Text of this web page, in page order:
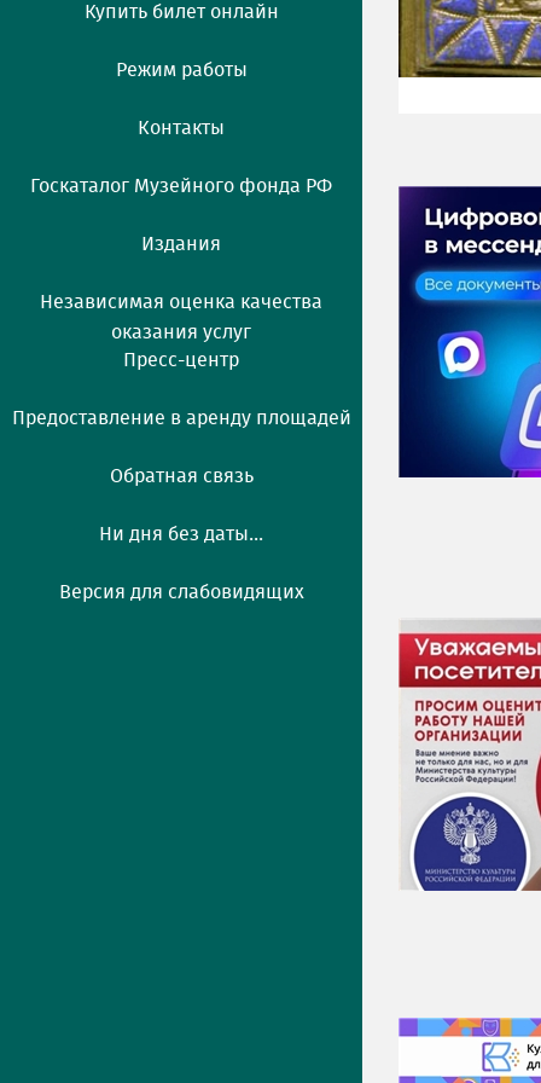
Купить билет онлайн
Режим работы
Контакты
Госкаталог Музейного фонда РФ
Издания
Независимая оценка качества
оказания услуг
Пресс-центр
Предоставление в аренду площадей
Обратная связь
Ни дня без даты...
Версия для слабовидящих